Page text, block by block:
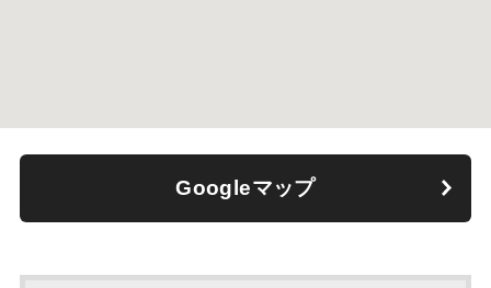
Googleマップ